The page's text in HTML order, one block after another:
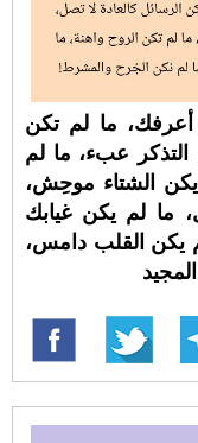
ما لم تكن
عبء، ما لم
يكن الشتاء موحِش،
ما لم يكن غيابك
يكن القلب دامس،